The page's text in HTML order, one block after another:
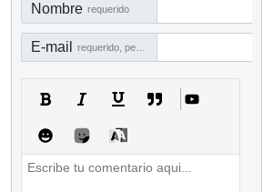
Nombre requerido
E-mail